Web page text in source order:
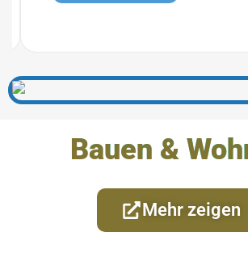
Bauen &
Mehr zeigen